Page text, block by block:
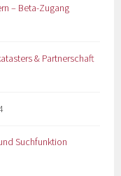
– Beta-Zugang
& Partnerschaft
Suchfunktion